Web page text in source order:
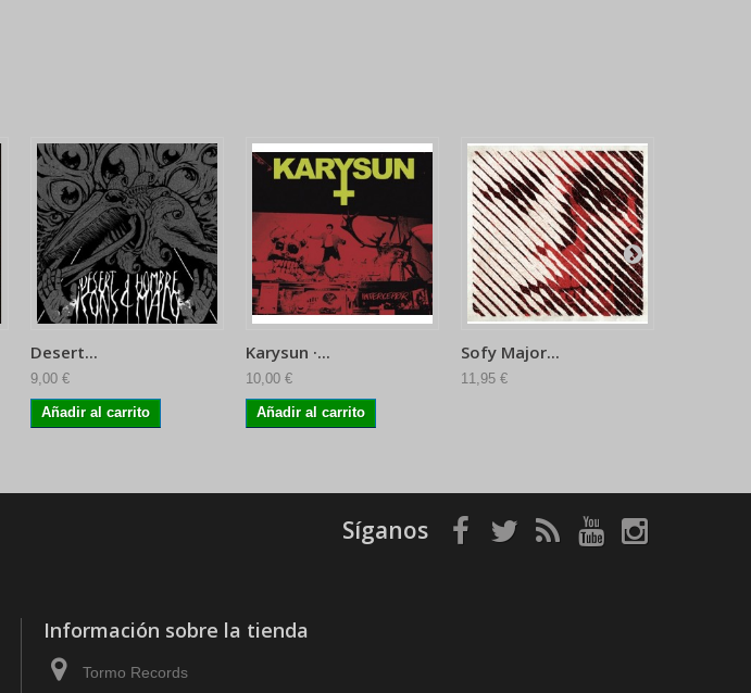
Desert...
9,00 €
Añadir al carrito
Karysun ·...
10,00 €
Añadir al carrito
Sofy Major...
11,95 €
Síganos
Información sobre la tienda
Tormo Records